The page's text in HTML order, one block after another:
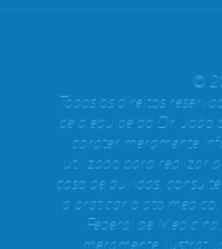
©
Todos os direitos
pela equipe do Dr. João
caráter meramente
utilizado para realizar
caso de dúvidas,
a praticar o ato
Federal de
meramente